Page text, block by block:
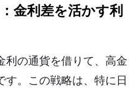
金利差を活かす利
利の通貨を借りて、高金
。この戦略は、特に日